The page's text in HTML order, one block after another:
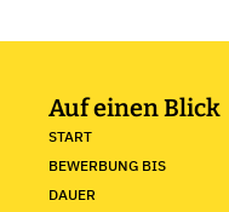
Auf einen Blick
START
BEWERBUNG BIS
DAUER